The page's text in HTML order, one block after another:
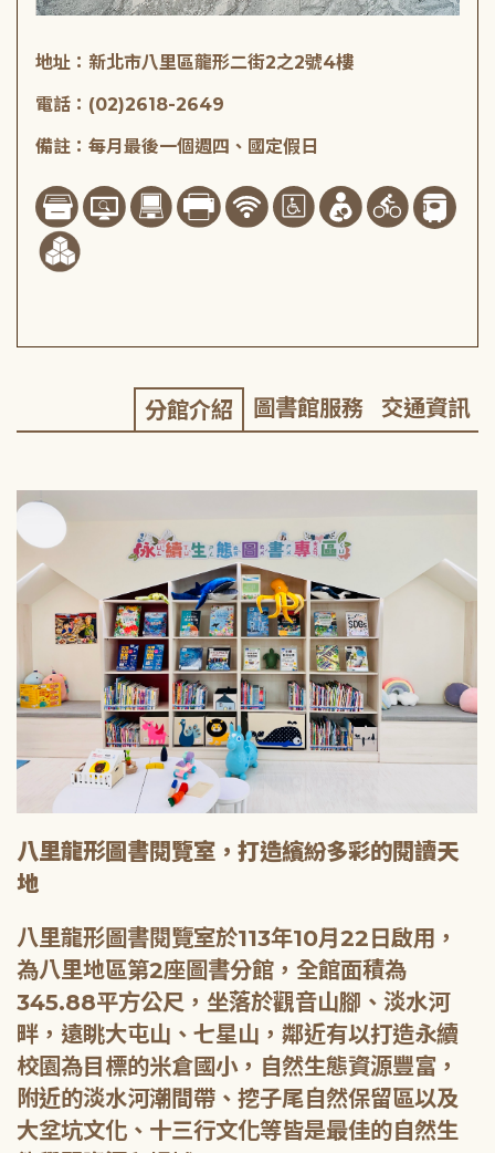
地址：新北市八里區龍形二街2之2號4樓
電話：(02)2618-2649
備註：每月最後一個週四、國定假日
分館介紹 圖書館服務 交通資訊
八里龍形圖書閱覽室，打造繽紛多彩的閱讀天
地
八里龍形圖書閱覽室於113年10月22日啟用，
為八里地區第2座圖書分館，全館面積為
345.88平方公尺，坐落於觀音山腳、淡水河
畔，遠眺大屯山、七星山，鄰近有以打造永續
校園為目標的米倉國小，自然生態資源豐富，
附近的淡水河潮間帶、挖子尾自然保留區以及
大坌坑文化、十三行文化等皆是最佳的自然生